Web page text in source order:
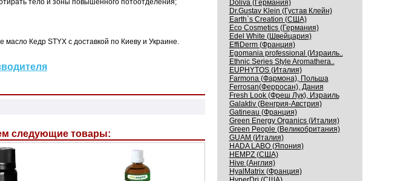
тело и зоны повышенного потоотделения;
Кедр STYX с доставкой по Киеву и Украине.
следующие товары:
Doliva (Германия)
Dr.Gustav Klein (Густав Клейн)
Earth`s Creation (США)
Eco Cosmetics (Германия)
Edel White (Швейцария)
EffiDerm (Франция)
Egomania professional (Израиль..
Ethnic Series Style Aromathera..
EUPHYTOS (Италия)
Farmona (Фармона), Польша
Ferrosan(Ферросан), Дания
Fresh Look (Фреш Лук), Израиль
Galaktiv (Венгрия-Австрия)
Gatineau (Франция)
Green Energy Organics (Италия)
Green People (Великобритания)
GUAM (Италия)
HADA LABO (Япония)
HEMPZ (США)
Hive (Англия)
HyalMatrix (Франция)